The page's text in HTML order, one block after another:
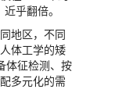
乎翻倍。
地区，不同
体工学的矮
体征检测、按
多元化的需